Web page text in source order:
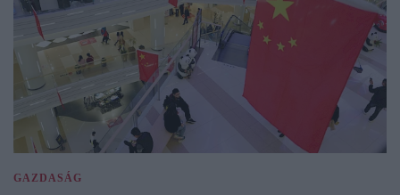
GAZDASÁG